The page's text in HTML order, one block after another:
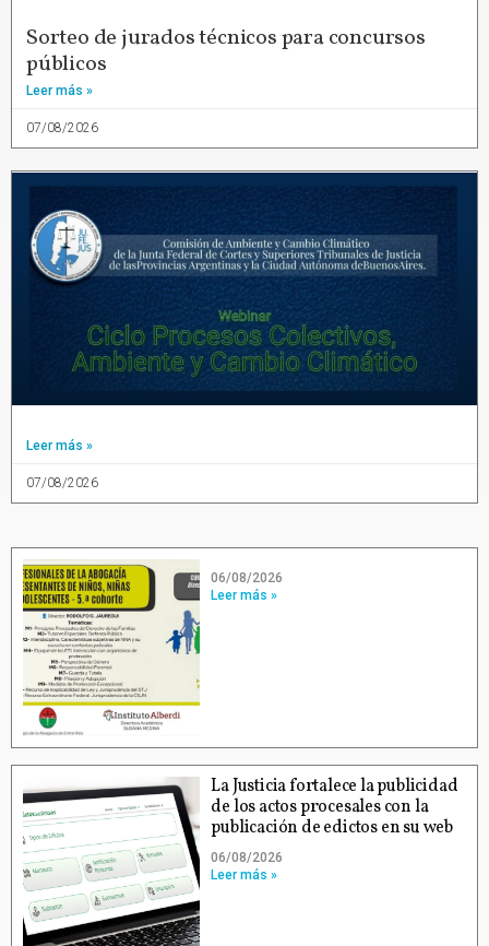
Sorteo de jurados técnicos para concursos
públicos
Leer más »
07/08/2026
Leer más »
07/08/2026
06/08/2026
Leer más »
La Justicia fortalece la publicidad
de los actos procesales con la
publicación de edictos en su web
06/08/2026
Leer más »